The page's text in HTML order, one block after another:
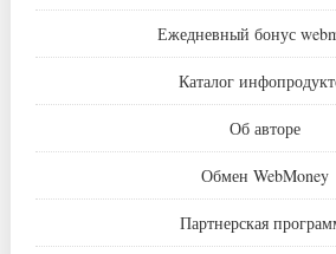
Ежедневный бонус
Каталог
Об авторе
Обмен WebMoney
Партнерская